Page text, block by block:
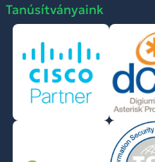
Tanúsítványaink